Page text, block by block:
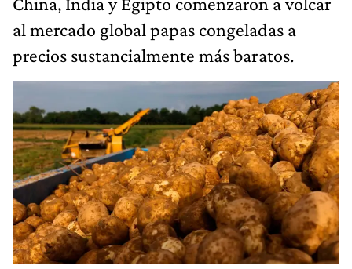
al mercado global papas congeladas a
precios sustancialmente más baratos.